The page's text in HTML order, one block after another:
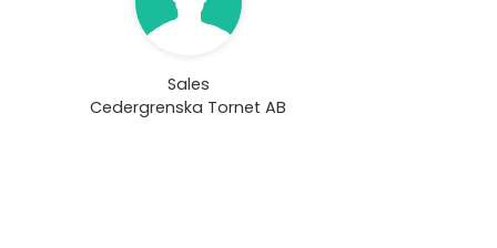
Sales
Cedergrenska Tornet AB